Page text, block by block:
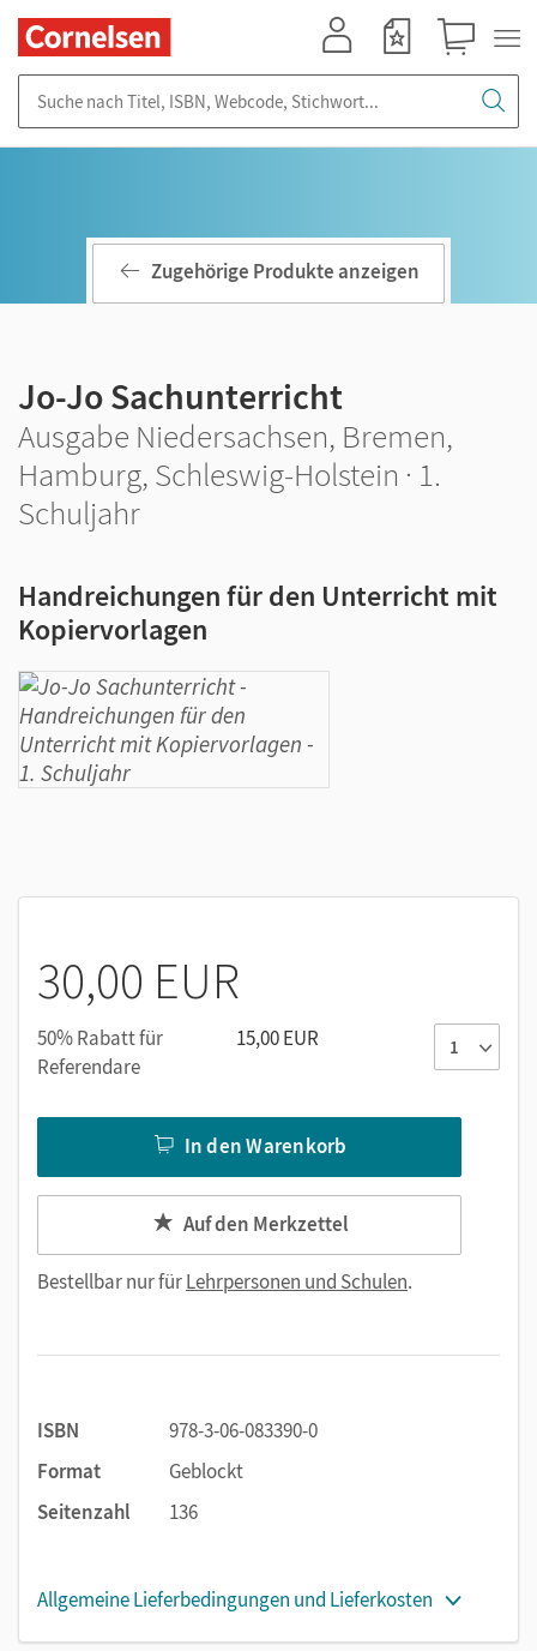
Zugehörige Produkte anzeigen
Jo-Jo Sachunterricht
Ausgabe Niedersachsen, Bremen,
Hamburg, Schleswig-Holstein · 1.
Schuljahr
Handreichungen für den Unterricht mit
Kopiervorlagen
30,00 EUR
50% Rabatt für
Referendare
15,00 EUR
In den Warenkorb
Auf den Merkzettel
Bestellbar nur fürLehrpersonen und Schulen.
ISBN
978-3-06-083390-0
Format
Geblockt
Seitenzahl
136
Allgemeine Lieferbedingungen und Lieferkosten